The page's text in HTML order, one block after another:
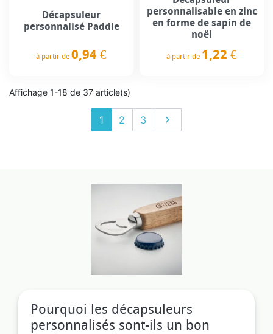
Pourquoi les décapsuleurs
personnalisés sont-ils un bon
Décapsuleur
personnalisé Paddle
à partir de 0,94 €
personnalisable en zinc
en forme de sapin de
noël
à partir de 1,22 €
Affichage 1-18 de 37 article(s)
1 2 3 Suivant
